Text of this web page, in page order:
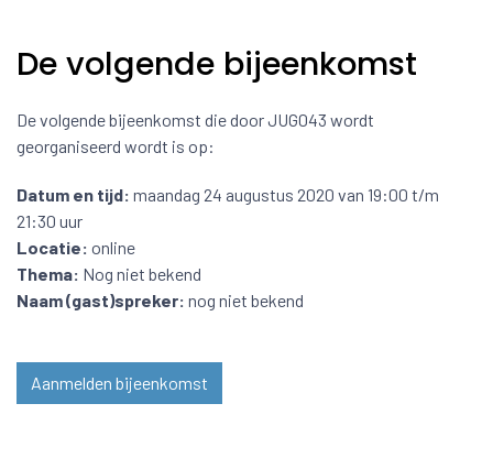
De volgende bijeenkomst
De volgende bijeenkomst die door JUG043 wordt
georganiseerd wordt is op:
Datum en tijd: maandag 24 augustus 2020 van 19:00 t/m
21:30 uur
Locatie: online
Thema: Nog niet bekend
Naam (gast)spreker: nog niet bekend
Aanmelden bijeenkomst